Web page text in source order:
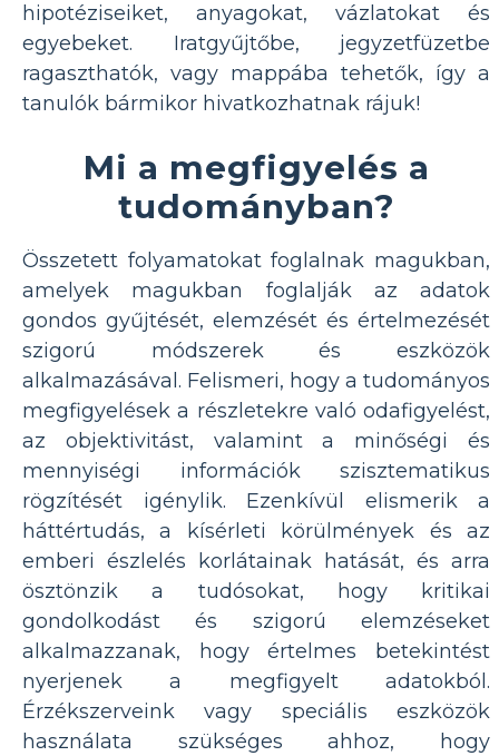
hipotéziseiket, anyagokat, vázlatokat és
egyebeket. Iratgyűjtőbe, jegyzetfüzetbe
ragaszthatók, vagy mappába tehetők, így a
tanulók bármikor hivatkozhatnak rájuk!
Mi a megfigyelés a
tudományban?
Összetett folyamatokat foglalnak magukban,
amelyek magukban foglalják az adatok
gondos gyűjtését, elemzését és értelmezését
szigorú módszerek és eszközök
alkalmazásával. Felismeri, hogy a tudományos
megfigyelések a részletekre való odafigyelést,
az objektivitást, valamint a minőségi és
mennyiségi információk szisztematikus
rögzítését igénylik. Ezenkívül elismerik a
háttértudás, a kísérleti körülmények és az
emberi észlelés korlátainak hatását, és arra
ösztönzik a tudósokat, hogy kritikai
gondolkodást és szigorú elemzéseket
alkalmazzanak, hogy értelmes betekintést
nyerjenek a megfigyelt adatokból.
Érzékszerveink vagy speciális eszközök
használata szükséges ahhoz, hogy